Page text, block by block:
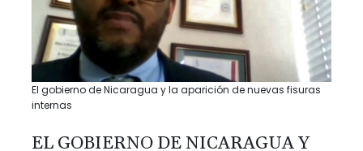
El gobierno de Nicaragua y la aparición de nuevas fisuras
internas
EL GOBIERNO DE NICARAGUA Y